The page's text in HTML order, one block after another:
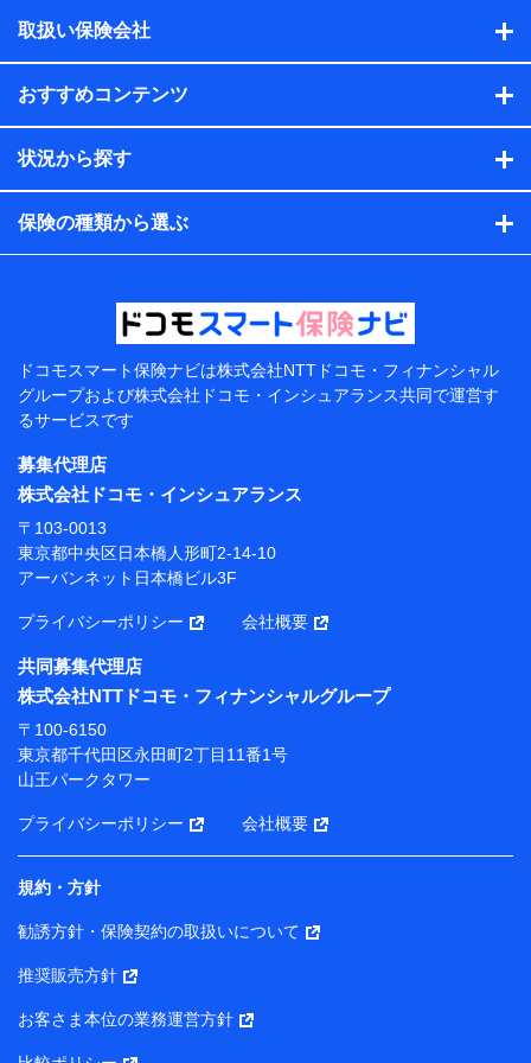
ル内容や送信履歴の情報及び保険の更改案内等を提供し
保険契約情報
当社または株式会社NTTドコモ・フィナンシャルグルー
プが取得し、又は保有する保険契約に関する情報。例と
して、保険契約者及び被保険者の氏名、住所、生年月
日、性別、保険契約者と被保険者の関係、保険加入の目
的、保険商品の内容、保険料、保険料のお支払方法、車
のメーカーや走行距離などの情報、建物の構造や築年数
などの情報、ペットの種類や年齢などの情報などが含ま
提供当事者から受領当事者が個人データを取得する方法
電子的・電磁的方法等
【共同して利用する者の範囲】
当社
株式会社NTTドコモ・フィナンシャルグループ
【利用目的】
当社または株式会社NTTドコモ・フィナンシャルグルー
プが提供する保険関連サービスにおけるユーザー登録受
付および管理のため
当社または株式会社NTTドコモ・フィナンシャルグルー
携会社の保険その他に関する情報を提供するため、また
維持管理等の委託業務遂行のため、またそれらに付帯、
関連する当社または株式会社NTTドコモ・フィナンシャ
ルグループおよび提携会社のサービスを案内、提供する
ため
（各サービスで取得したサービス利用履歴、ウェブサイ
トの閲覧履歴、購買履歴、ご契約内容等のパーソナルデ
ータを分析して、お客さまの趣味・嗜好・傾向に応じた
サービス・商品等に関するご提案や広告の配信等を行う
ことがあります。）
各種セミナーの開催のため
コンサルティングサービスの実施のため
アンケートやキャンペーン等の実施のため
上記に係る案内・手続き・管理等付帯業務を行うため
所・代表者名】
取扱い保険会社
おすすめコンテンツ
状況から探す
保険の種類から選ぶ
ドコモスマート保険ナビは株式会社NTTドコモ・フィナンシャル
グループおよび株式会社ドコモ・インシュアランス共同で運営す
るサービスです
募集代理店
株式会社ドコモ・インシュアランス
〒103-0013
東京都中央区日本橋人形町2-14-10
アーバンネット日本橋ビル3F
プライバシーポリシー 会社概要
共同募集代理店
株式会社NTTドコモ・フィナンシャルグループ
〒100-6150
東京都千代田区永田町2丁目11番1号
山王パークタワー
プライバシーポリシー 会社概要
規約・方針
勧誘方針・保険契約の取扱いについて
推奨販売方針
お客さま本位の業務運営方針